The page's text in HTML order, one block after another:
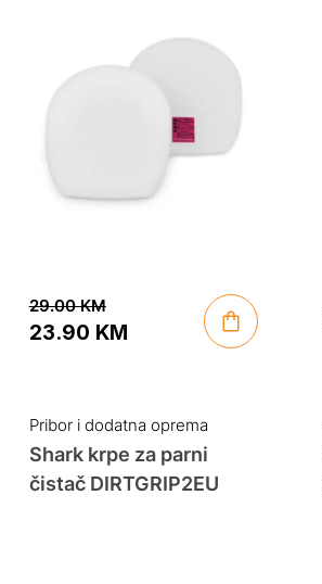
29.00KM
was:
29.00 KM.
23.90 KM
is:
23.90 KM.
Pribor i dodatna oprema
Shark krpe za parni
čistač DIRTGRIP2EU